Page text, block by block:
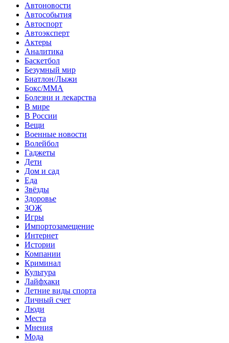
Автоновости
Автособытия
Автоспорт
Автоэксперт
Актеры
Аналитика
Баскетбол
Безумный мир
Биатлон/Лыжи
Бокс/MMA
Болезни и лекарства
В мире
В России
Вещи
Военные новости
Волейбол
Гаджеты
Дети
Дом и сад
Еда
Звёзды
Здоровье
ЗОЖ
Игры
Импортозамещение
Интернет
Истории
Компании
Криминал
Культура
Лайфхаки
Летние виды спорта
Личный счет
Люди
Места
Мнения
Мода